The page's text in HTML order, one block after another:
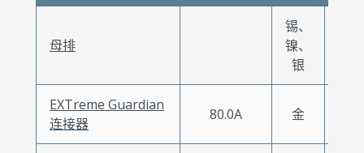
母排
锡、
镍、
银
EXTreme Guardian
连接器
80.0A 金